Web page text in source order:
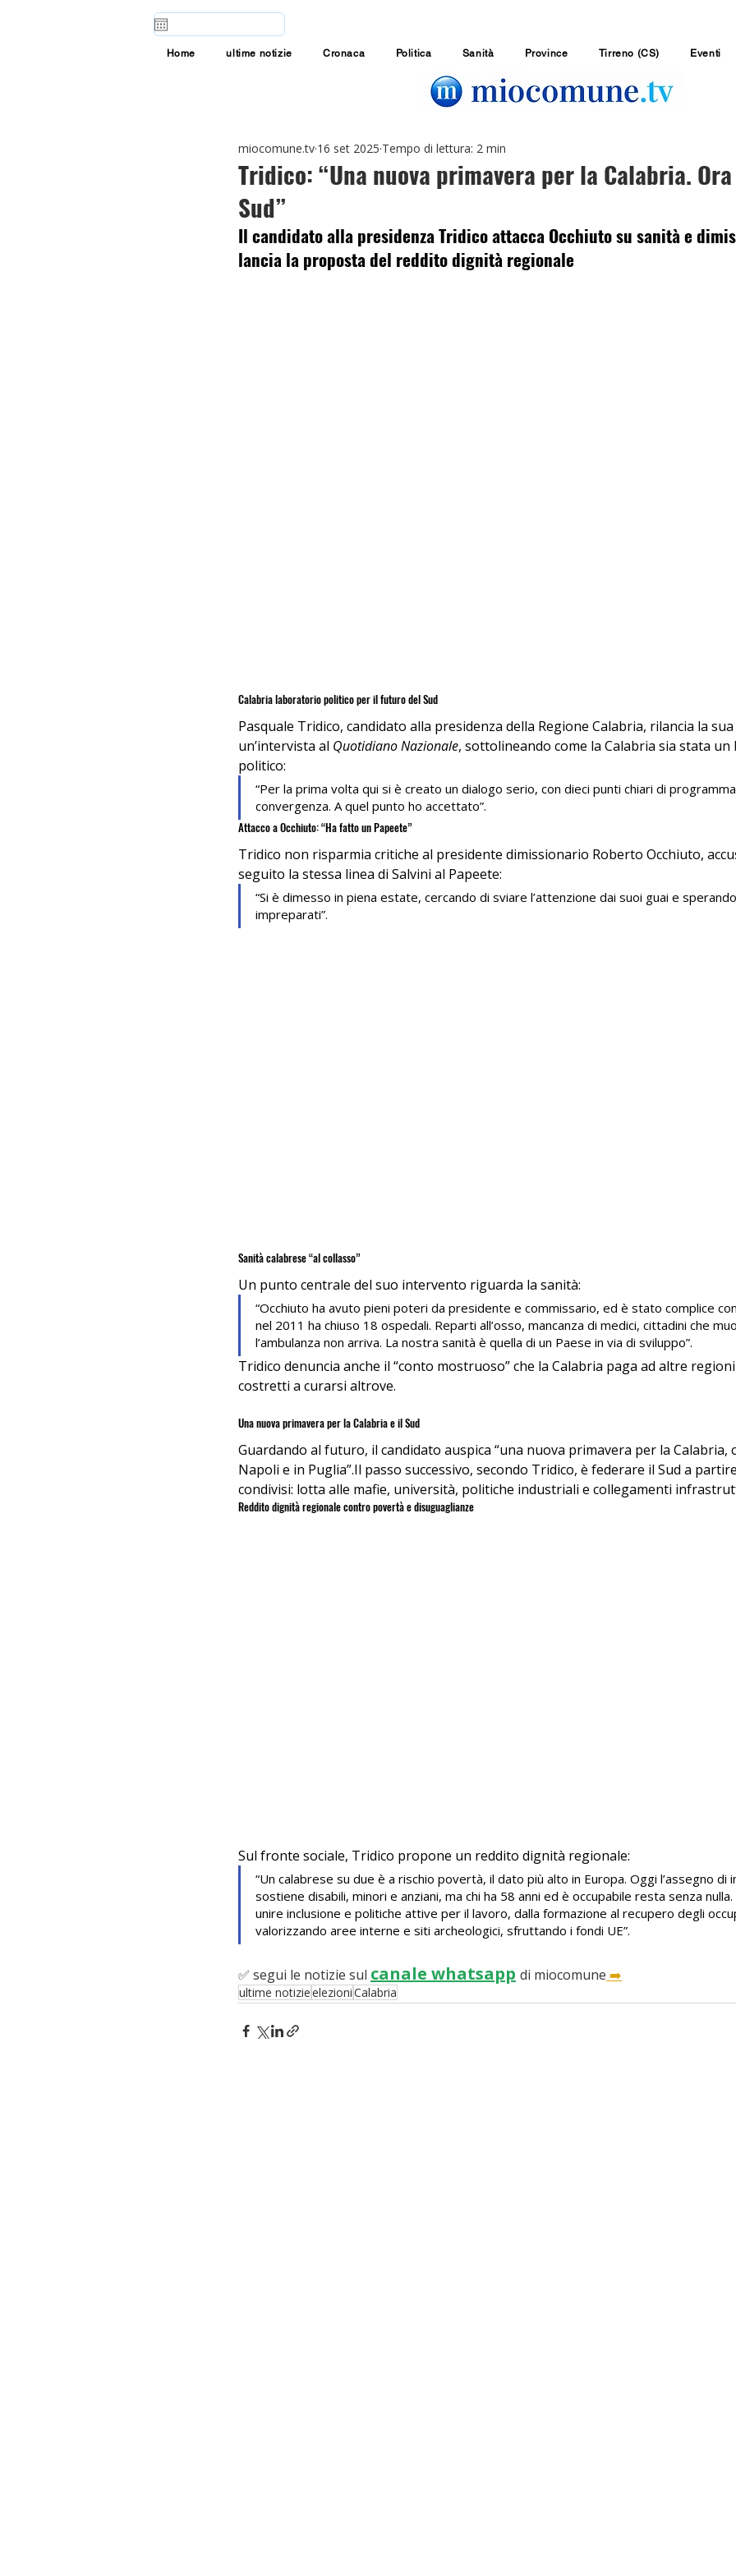
Home ultime notizie Cronaca Politica Sanità Province Tirreno (CS) Eventi
Tridico: “Una nuova primavera per la Calabria.
Sud”
miocomune.tv 16 set 2025 Tempo di lettura: 2 min
Il candidato alla presidenza Tridico attacca Occhiuto su sanità e
lancia la proposta del reddito dignità regionale
Calabria laboratorio politico per il futuro del Sud
Pasquale Tridico, candidato alla presidenza della Regione Calabria, rilancia la
un’intervista al Quotidiano Nazionale, sottolineando come la Calabria sia stata
politico:
“Per la prima volta qui si è creato un dialogo serio, con dieci punti chiari di programma
convergenza. A quel punto ho accettato”.
Attacco a Occhiuto: “Ha fatto un Papeete”
Tridico non risparmia critiche al presidente dimissionario Roberto Occhiuto,
seguito la stessa linea di Salvini al Papeete:
“Si è dimesso in piena estate, cercando di sviare l’attenzione dai suoi guai e
impreparati”.
Sanità calabrese “al collasso”
Un punto centrale del suo intervento riguarda la sanità:
“Occhiuto ha avuto pieni poteri da presidente e commissario, ed è stato complice
nel 2011 ha chiuso 18 ospedali. Reparti all’osso, mancanza di medici, cittadini che
l’ambulanza non arriva. La nostra sanità è quella di un Paese in via di sviluppo”.
Tridico denuncia anche il “conto mostruoso” che la Calabria paga ad altre
costretti a curarsi altrove.
Una nuova primavera per la Calabria e il Sud
Guardando al futuro, il candidato auspica “una nuova primavera per la Calabria,
Napoli e in Puglia”.Il passo successivo, secondo Tridico, è federare il Sud a
condivisi: lotta alle mafie, università, politiche industriali e collegamenti
Reddito dignità regionale contro povertà e disuguaglianze
Sul fronte sociale, Tridico propone un reddito dignità regionale:
“Un calabrese su due è a rischio povertà, il dato più alto in Europa. Oggi l’assegno di
sostiene disabili, minori e anziani, ma chi ha 58 anni ed è occupabile resta senza
unire inclusione e politiche attive per il lavoro, dalla formazione al recupero degli
valorizzando aree interne e siti archeologici, sfruttando i fondi UE”.
✅ segui le notizie sul canale whatsapp di miocomune ➡️
ultime notizieelezioniCalabria